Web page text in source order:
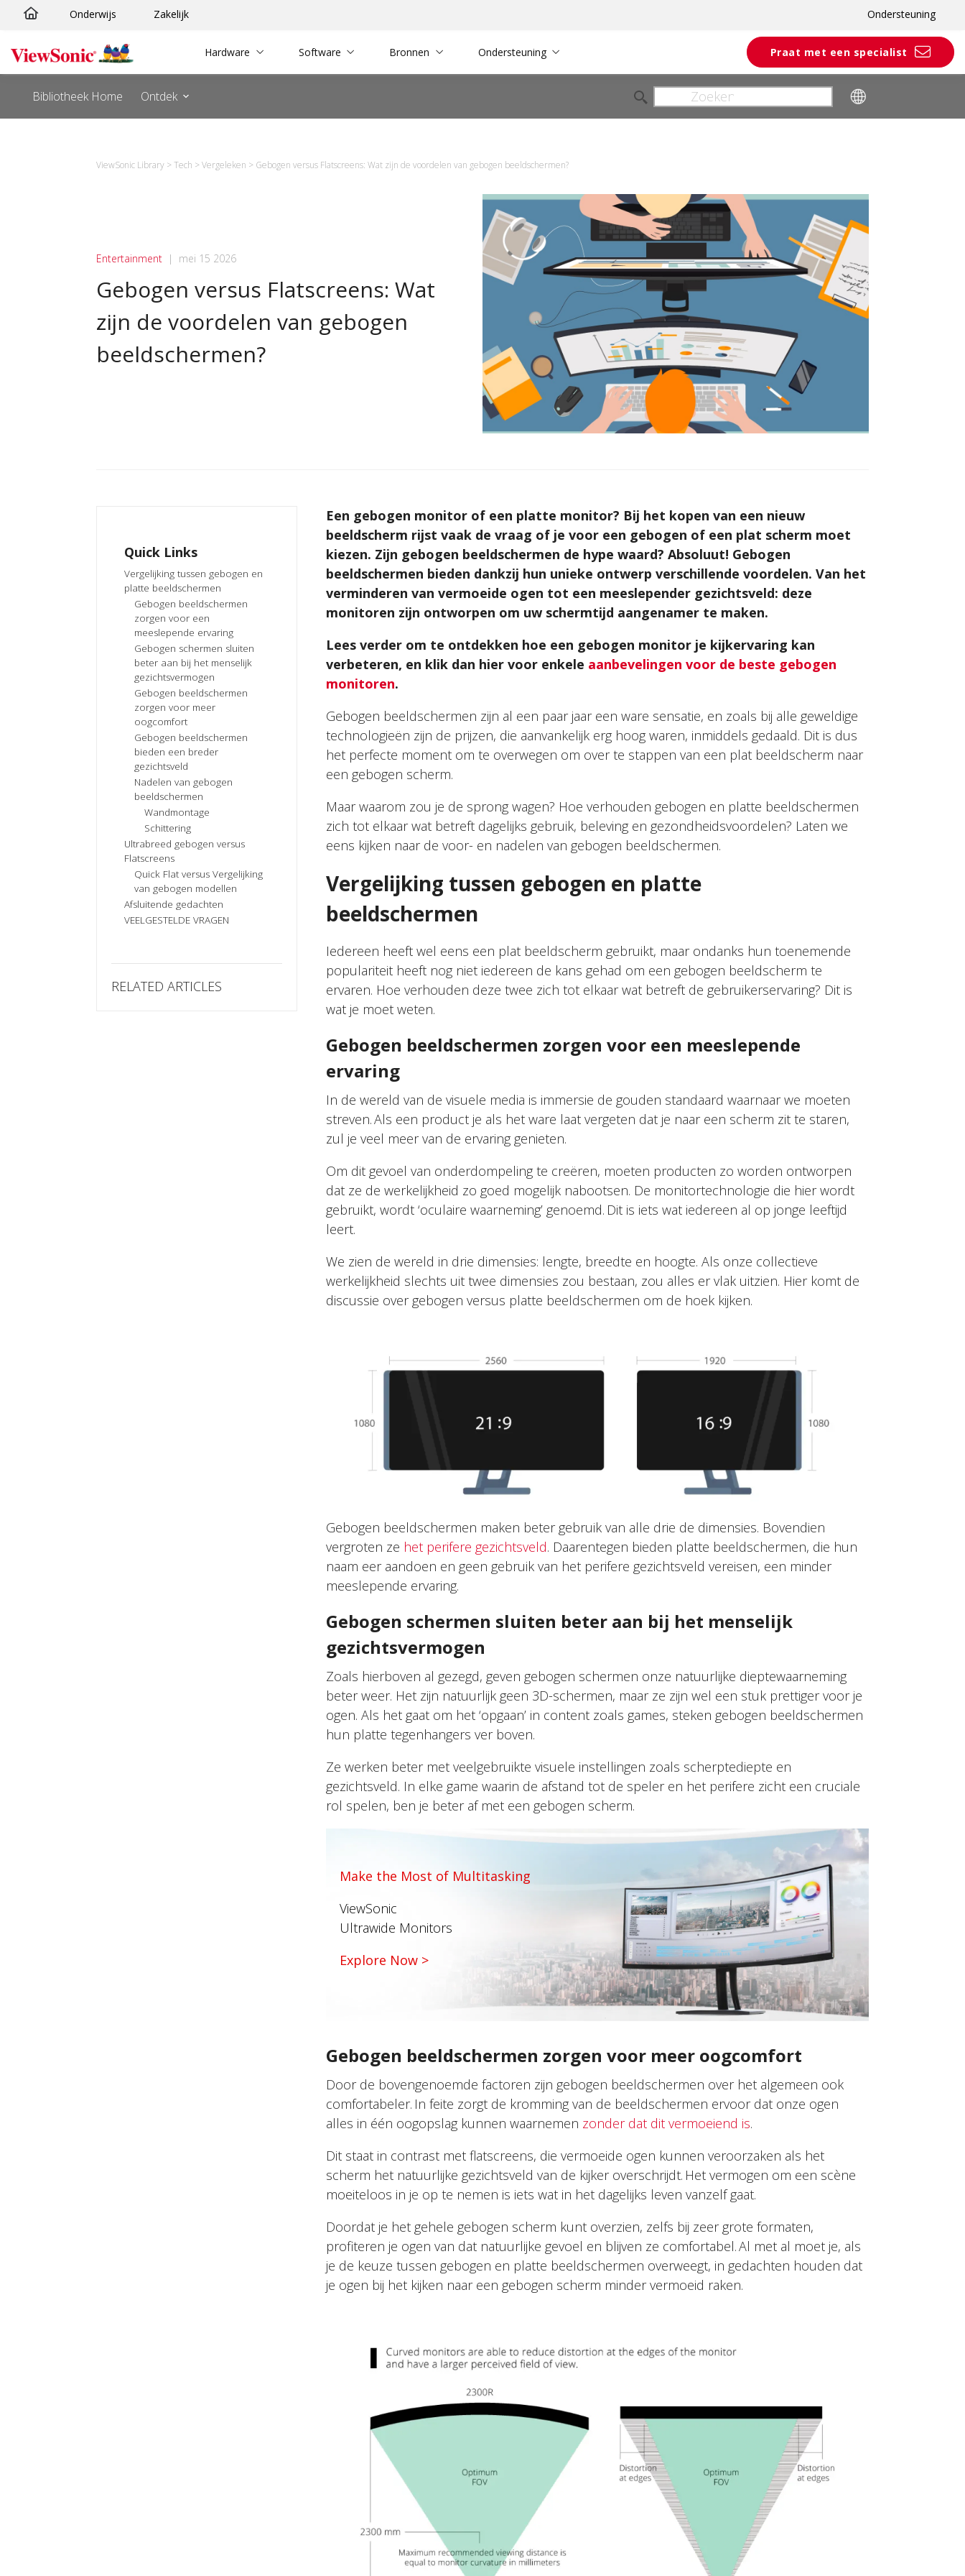
Onderwijs Zakelijk Ondersteuning
Hardware Software Bronnen Ondersteuning Praat met een specialist
Bibliotheek Home Ontdek
ViewSonic Library >Tech >Vergeleken > Gebogen versus Flatscreens: Wat zijn de voordelen van gebogen beeldschermen?
Entertainment | mei 15 2026
Gebogen versus Flatscreens: Wat
zijn de voordelen van gebogen
beeldschermen?
Quick Links
Vergelijking tussen gebogen en
platte beeldschermen
Gebogen beeldschermen
zorgen voor een
meeslepende ervaring
Gebogen schermen sluiten
beter aan bij het menselijk
gezichtsvermogen
Gebogen beeldschermen
zorgen voor meer
oogcomfort
Gebogen beeldschermen
bieden een breder
gezichtsveld
Nadelen van gebogen
beeldschermen
Wandmontage
Schittering
Ultrabreed gebogen versus
Flatscreens
Quick Flat versus Vergelijking
van gebogen modellen
Afsluitende gedachten
VEELGESTELDE VRAGEN
RELATED ARTICLES
Een gebogen monitor of een platte monitor? Bij het kopen van een nieuw
beeldscherm rijst vaak de vraag of je voor een gebogen of een plat scherm moet
kiezen. Zijn gebogen beeldschermen de hype waard? Absoluut! Gebogen
beeldschermen bieden dankzij hun unieke ontwerp verschillende voordelen. Van het
verminderen van vermoeide ogen tot een meeslepender gezichtsveld: deze
monitoren zijn ontworpen om uw schermtijd aangenamer te maken.
Lees verder om te ontdekken hoe een gebogen monitor je kijkervaring kan
verbeteren, en klik dan hier voor enkele aanbevelingen voor de beste gebogen
monitoren.
Gebogen beeldschermen zijn al een paar jaar een ware sensatie, en zoals bij alle geweldige
technologieën zijn de prijzen, die aanvankelijk erg hoog waren, inmiddels gedaald. Dit is dus
het perfecte moment om te overwegen om over te stappen van een plat beeldscherm naar
een gebogen scherm.
Maar waarom zou je de sprong wagen? Hoe verhouden gebogen en platte beeldschermen
zich tot elkaar wat betreft dagelijks gebruik, beleving en gezondheidsvoordelen? Laten we
eens kijken naar de voor- en nadelen van gebogen beeldschermen.
Vergelijking tussen gebogen en platte
beeldschermen
Iedereen heeft wel eens een plat beeldscherm gebruikt, maar ondanks hun toenemende
populariteit heeft nog niet iedereen de kans gehad om een gebogen beeldscherm te
ervaren. Hoe verhouden deze twee zich tot elkaar wat betreft de gebruikerservaring? Dit is
wat je moet weten.
Gebogen beeldschermen zorgen voor een meeslepende
ervaring
In de wereld van de visuele media is immersie de gouden standaard waarnaar we moeten
streven. Als een product je als het ware laat vergeten dat je naar een scherm zit te staren,
zul je veel meer van de ervaring genieten.
Om dit gevoel van onderdompeling te creëren, moeten producten zo worden ontworpen
dat ze de werkelijkheid zo goed mogelijk nabootsen. De monitortechnologie die hier wordt
gebruikt, wordt ‘oculaire waarneming’ genoemd. Dit is iets wat iedereen al op jonge leeftijd
leert.
We zien de wereld in drie dimensies: lengte, breedte en hoogte. Als onze collectieve
werkelijkheid slechts uit twee dimensies zou bestaan, zou alles er vlak uitzien. Hier komt de
discussie over gebogen versus platte beeldschermen om de hoek kijken.
Gebogen beeldschermen maken beter gebruik van alle drie de dimensies. Bovendien
vergroten ze het perifere gezichtsveld. Daarentegen bieden platte beeldschermen, die hun
naam eer aandoen en geen gebruik van het perifere gezichtsveld vereisen, een minder
meeslepende ervaring.
Gebogen schermen sluiten beter aan bij het menselijk
gezichtsvermogen
Zoals hierboven al gezegd, geven gebogen schermen onze natuurlijke dieptewaarneming
beter weer. Het zijn natuurlijk geen 3D-schermen, maar ze zijn wel een stuk prettiger voor je
ogen. Als het gaat om het ‘opgaan’ in content zoals games, steken gebogen beeldschermen
hun platte tegenhangers ver boven.
Ze werken beter met veelgebruikte visuele instellingen zoals scherptediepte en
gezichtsveld. In elke game waarin de afstand tot de speler en het perifere zicht een cruciale
rol spelen, ben je beter af met een gebogen scherm.
Make the Most of Multitasking
ViewSonic
Ultrawide Monitors
Explore Now >
Gebogen beeldschermen zorgen voor meer oogcomfort
Door de bovengenoemde factoren zijn gebogen beeldschermen over het algemeen ook
comfortabeler. In feite zorgt de kromming van de beeldschermen ervoor dat onze ogen
alles in één oogopslag kunnen waarnemen zonder dat dit vermoeiend is.
Dit staat in contrast met flatscreens, die vermoeide ogen kunnen veroorzaken als het
scherm het natuurlijke gezichtsveld van de kijker overschrijdt. Het vermogen om een scène
moeiteloos in je op te nemen is iets wat in het dagelijks leven vanzelf gaat.
Doordat je het gehele gebogen scherm kunt overzien, zelfs bij zeer grote formaten,
profiteren je ogen van dat natuurlijke gevoel en blijven ze comfortabel. Al met al moet je, als
je de keuze tussen gebogen en platte beeldschermen overweegt, in gedachten houden dat
je ogen bij het kijken naar een gebogen scherm minder vermoeid raken.